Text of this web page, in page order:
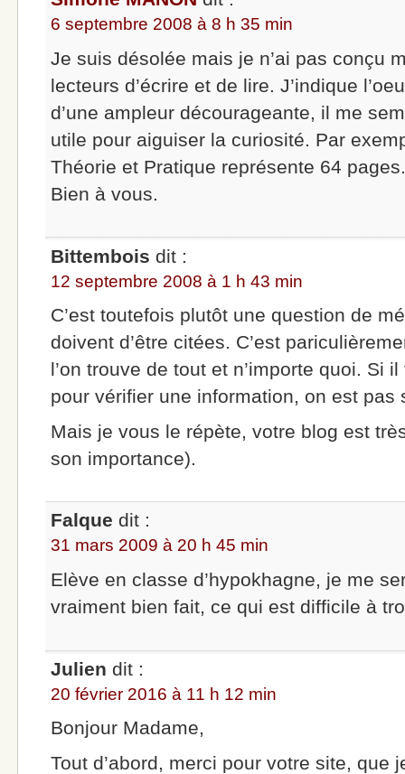
6 septembre 2008 à 8 h 35 min
Je suis désolée mais je n’ai pas conçu
lecteurs d’écrire et de lire. J’indique
d’une ampleur décourageante, il me
utile pour aiguiser la curiosité. Par
Théorie et Pratique représente 64
Bien à vous.
Bittembois dit :
12 septembre 2008 à 1 h 43 min
C’est toutefois plutôt une question de
doivent d’être citées. C’est
l’on trouve de tout et n’importe quoi. Si
pour vérifier une information, on est pas
Mais je vous le répète, votre blog est
son importance).
Falque dit :
31 mars 2009 à 20 h 45 min
Elève en classe d’hypokhagne, je me
vraiment bien fait, ce qui est difficile à
Julien dit :
20 février 2016 à 11 h 12 min
Bonjour Madame,
Tout d’abord, merci pour votre site, que